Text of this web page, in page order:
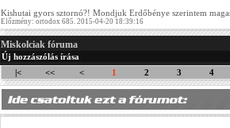
Kishutai gyors sztornó?! Mondjuk Erdőbénye szerintem
Előzmény: ortodox 685. 2015-04-20 18:39:16
Miskolciak fóruma
Új hozzászólás írása
|< << < 1 2 3 4